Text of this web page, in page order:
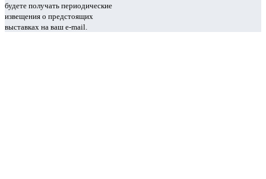
будете получать периодические
извещения о предстоящих
выставках на ваш e-mail.